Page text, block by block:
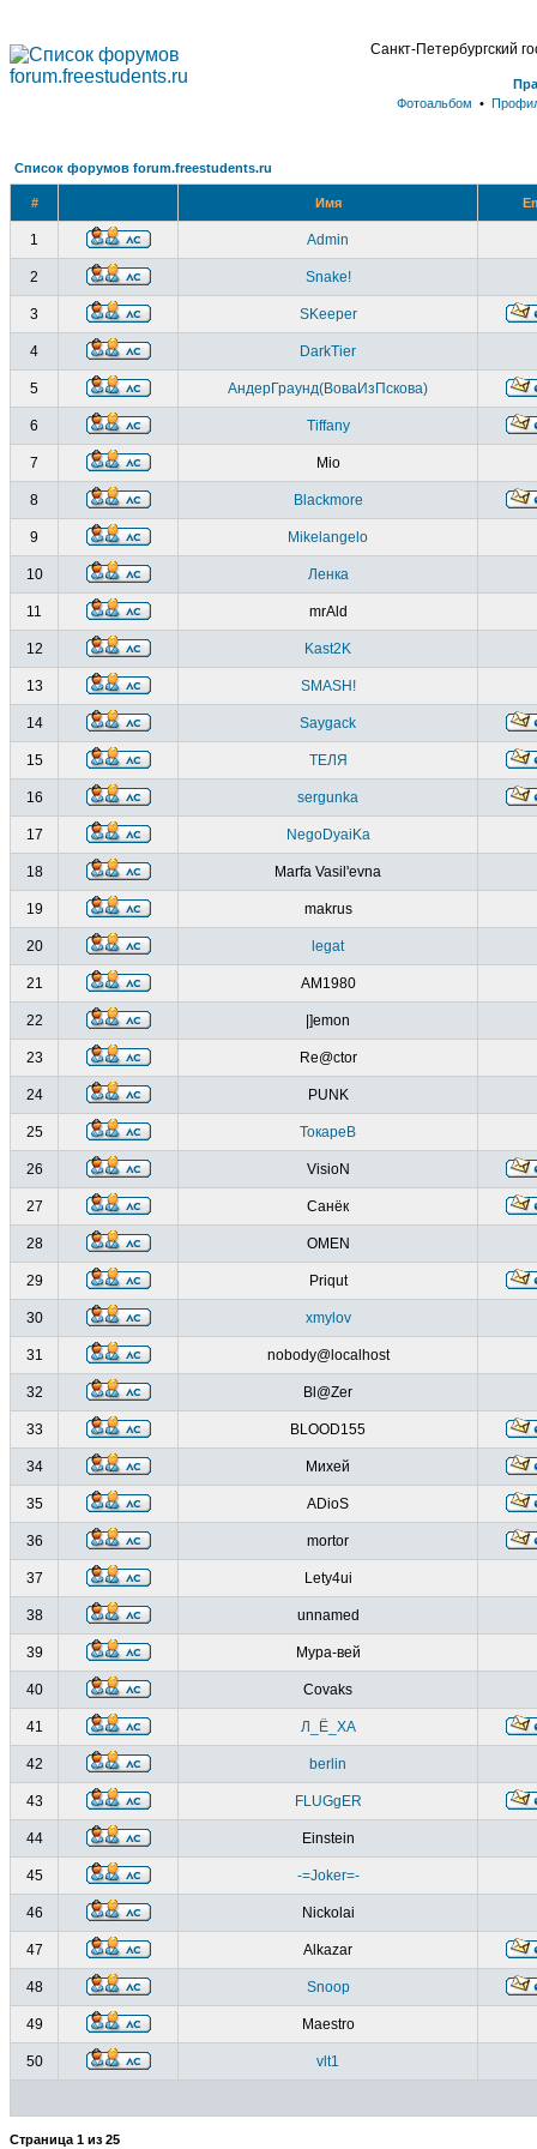
Санкт-Петербургский
Фотоальбом •
Список форумов forum.freestudents.ru
# Имя
1 Admin
2 Snake!
3 SKeeper
4 DarkTier
5 АндерГраунд(ВоваИзПскова)
6 Tiffany
7 Mio
8 Blackmore
9 Mikelangelo
10 Ленка
11 mrAld
12 Kast2K
13 SMASH!
14 Saygack
15 ТЕЛЯ
16 sergunka
17 NegoDyaiKa
18 Marfa Vasil'evna
19 makrus
20 legat
21 AM1980
22 |]emon
23 Re@ctor
24 PUNK
25 ТокареВ
26 VisioN
27 Санёк
28 OMEN
29 Priqut
30 xmylov
31 nobody@localhost
32 Bl@Zer
33 BLOOD155
34 Михей
35 ADioS
36 mortor
37 Lety4ui
38 unnamed
39 Мура-вей
40 Covaks
41 Л_Ё_ХА
42 berlin
43 FLUGgER
44 Einstein
45 -=Joker=-
46 Nickolai
47 Alkazar
48 Snoop
49 Maestro
50 vlt1
Страница 1 из 25